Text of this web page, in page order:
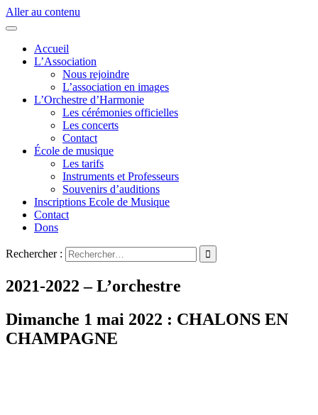
Aller au contenu
Accueil
L’Association
Nous rejoindre
L’association en images
L’Orchestre d’Harmonie
Les cérémonies officielles
Les concerts
Contact
École de musique
Les tarifs
Instruments et Professeurs
Souvenirs d’auditions
Inscriptions Ecole de Musique
Contact
Dons
Rechercher :
2021-2022 – L’orchestre
Dimanche 1 mai 2022 : CHALONS EN
CHAMPAGNE